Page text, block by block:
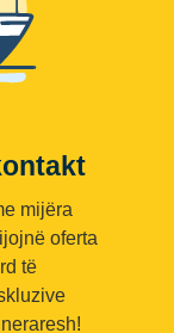
mijëra
oferta
të